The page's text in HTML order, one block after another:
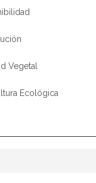
Vegetal
Ecológica